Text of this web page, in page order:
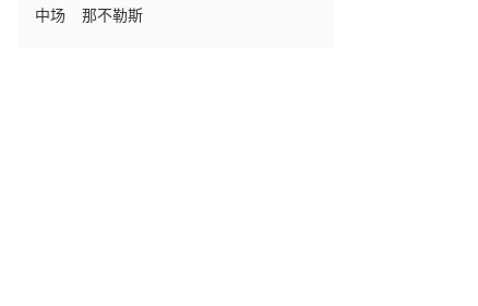
中场
那不勒斯